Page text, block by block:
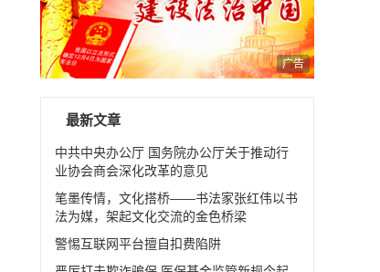
广告
最新文章
中共中央办公厅 国务院办公厅关于推动行
业协会商会深化改革的意见
笔墨传情，文化搭桥——书法家张红伟以书
法为媒，架起文化交流的金色桥梁
警惕互联网平台擅自扣费陷阱